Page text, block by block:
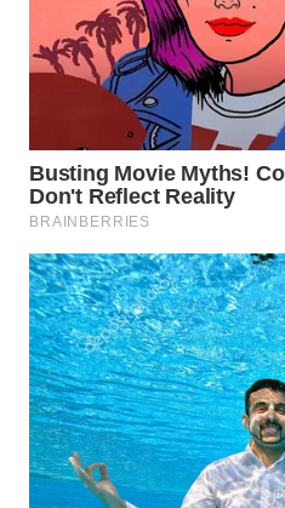
WN
GORONTALO
WN
MALUKU
WN
MALUT
WN
DAIRI
WN
DANAU